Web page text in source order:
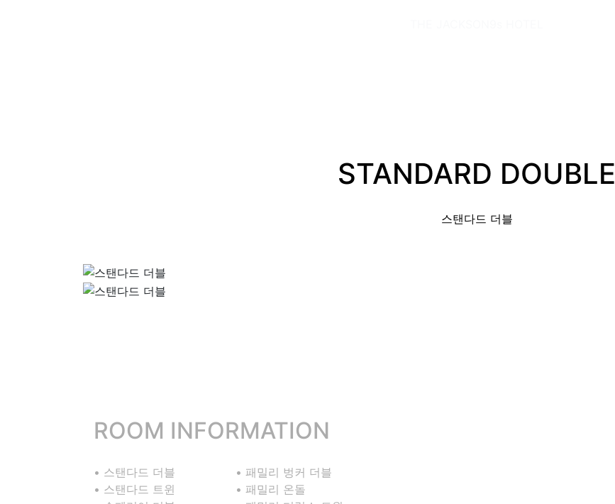
STANDARD DOUBLE
스탠다드 더블
ROOM INFORMATION
• 스탠다드 더블
• 스탠다드 트윈
• 패밀리 벙커 더블
• 패밀리 온돌